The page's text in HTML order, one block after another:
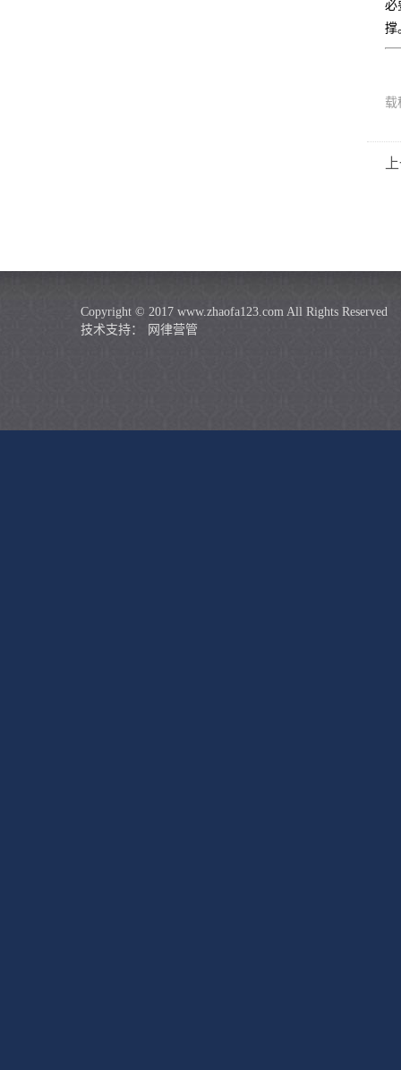
必
撑
载
Copyright © 2017 www.zhaofa123.com All Rights Reserved
技术支持：
网律营管